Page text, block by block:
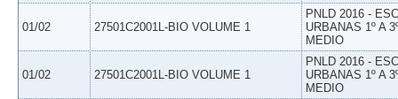
01/02 27501C2001L-BIO VOLUME 1
PNLD 2016 -
URBANAS 1º A
MEDIO
01/02 27501C2001L-BIO VOLUME 1
PNLD 2016 -
URBANAS 1º A
MEDIO